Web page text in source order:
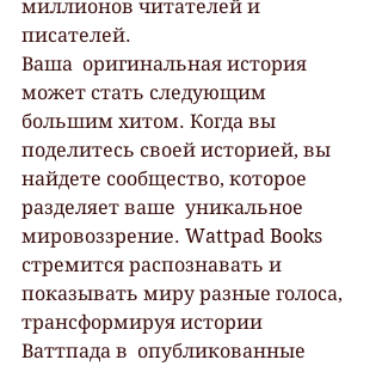
миллионов читателей и
писателей.
Ваша  оригинальная история
может стать следующим
большим хитом. Когда вы
поделитесь своей историей, вы
найдете сообщество, которое
разделяет ваше  уникальное
мировоззрение. Wattpad Books
стремится распознавать и
показывать миру разные голоса,
трансформируя истории
Ваттпада в  опубликованные